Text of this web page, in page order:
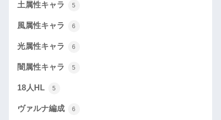
土属性キャラ 5
風属性キャラ 6
光属性キャラ 6
闇属性キャラ 5
18人HL 5
ヴァルナ編成 6